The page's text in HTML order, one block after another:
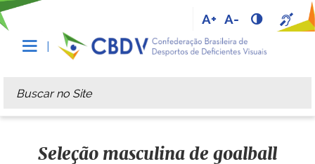
A+ A-
Busca
Busca Avançada…
Seleção masculina de goalball